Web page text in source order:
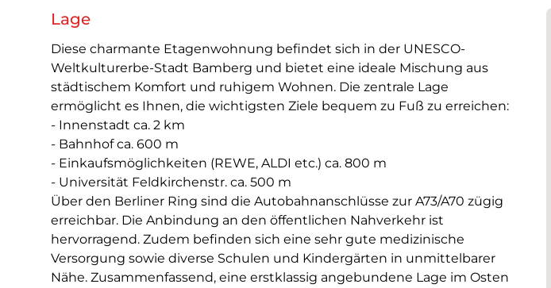
Lage
Diese charmante Etagenwohnung befindet sich in der UNESCO-
Weltkulturerbe-Stadt Bamberg und bietet eine ideale Mischung aus
städtischem Komfort und ruhigem Wohnen. Die zentrale Lage
ermöglicht es Ihnen, die wichtigsten Ziele bequem zu Fuß zu erreichen:
- Innenstadt ca. 2 km
- Bahnhof ca. 600 m
- Einkaufsmöglichkeiten (REWE, ALDI etc.) ca. 800 m
- Universität Feldkirchenstr. ca. 500 m
Über den Berliner Ring sind die Autobahnanschlüsse zur A73/A70 zügig
erreichbar. Die Anbindung an den öffentlichen Nahverkehr ist
hervorragend. Zudem befinden sich eine sehr gute medizinische
Versorgung sowie diverse Schulen und Kindergärten in unmittelbarer
Nähe. Zusammenfassend, eine erstklassig angebundene Lage im Osten